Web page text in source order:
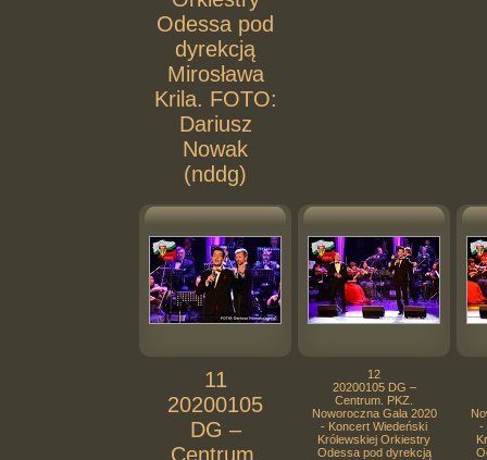
Odessa pod
dyrekcją
Mirosława
Krila. FOTO:
Dariusz
Nowak
(nddg)
11
20200105
DG –
Centrum.
12
20200105 DG –
Centrum. PKZ.
Noworoczna Gala 2020
- Koncert Wiedeński
Królewskiej Orkiestry
Odessa pod dyrekcją
-